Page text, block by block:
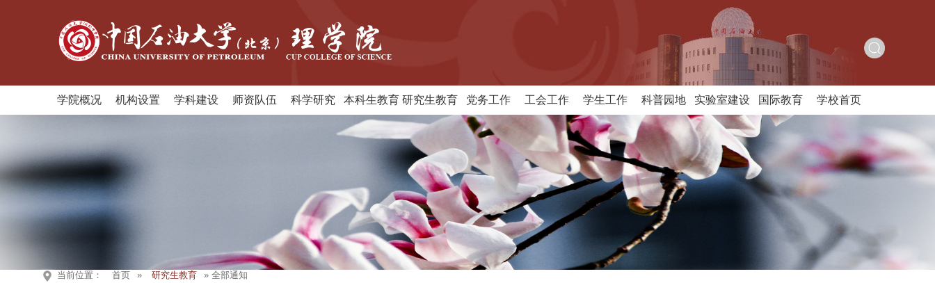
学院概况 机构设置 学科建设 师资队伍 科学研究 本科生教育 研究生教育 党务工作 工会工作 学生工作 科普园地 实验室建设 国际教育 学校首页
当前位置： 首页 » 研究生教育 » 全部通知